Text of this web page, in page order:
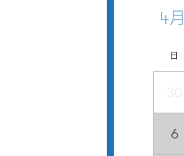
4月
日
6